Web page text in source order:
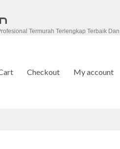
Termurah Terlengkap Terbaik
Checkout My account